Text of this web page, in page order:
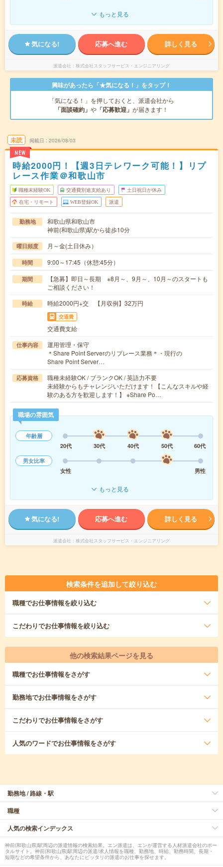
もっと見る
気になる! 応募へ進む 詳しく見る
派遣会社 株式会社スタッフサービス・エンジニアリング
興味があったら「★気になる！」をタップ！
「気になる！」を押しておくと、派遣会社から
「面談確約」 や 「応募歓迎」 が届きます！
未読
NEW
掲載日 2026/08/03
時給2000円！【週3日テレワーク可能！】リプ
レース作業＠和歌山市
職種未経験OK 交通費別途支給あり 土日祝日が休み
在宅・リモート WEB登録OK 派遣
勤務地
和歌山県和歌山市
神前(和歌山県)駅から徒歩10分
曜日頻度 月～金(土日休み）
時間 9:00～17:45（休憩:45分）
期間
【急募】即日～長期 ※8月～、9月～、10月～のスタートも
ご相談ください！
時給 時給2000円+交 【月収例】32万円
交通費
交通費支給
仕事内容
運用管理・保守
＊Share Point Serverのリプレース業務＊・現行の
Share Point Server…
応募資格
職種未経験OK / ブランクOK / 英語力不要
未経験からもチャレンジいただけます！【こんなスキルや経
験のある方を歓迎します！】 ※Share Po…
職場の雰囲気
年齢層
20代
30代 40代 50代
60代
男女比率
女性
男性
もっと見る
気になる! 応募へ進む 詳しく見る
派遣会社 株式会社スタッフサービス・エンジニアリング
検索条件を追加して絞り込む
職種でお仕事情報を絞り込む
こだわりでお仕事情報を絞り込む
他の検索結果ページを見る
職種でお仕事情報をさがす
勤務地でお仕事情報をさがす
こだわりでお仕事情報をさがす
人気のワードでお仕事情報をさがす
勤務地 / 路線・駅
職種
人気の検索インデックス
神前(和歌山県)駅周辺の派遣情報の検索結果。エン派遣は、エンが運営する人材派遣会社のポー
タルサイト。神前(和歌山県)駅周辺の派遣/求人情報を職種、勤務地、時給、勤務時間、長期・
短期などの希望条件から、あなたにピッタリの派遣のお仕事を探せます。